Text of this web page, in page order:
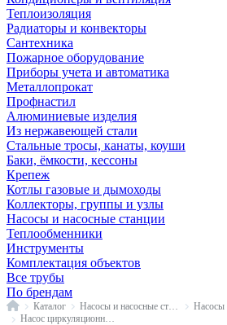
Теплоизоляция
Радиаторы и конвекторы
Сантехника
Пожарное оборудование
Приборы учета и автоматика
Металлопрокат
Профнастил
Алюминиевые изделия
Из нержавеющей стали
Стальные тросы, канаты, коуши
Баки, ёмкости, кессоны
Крепеж
Котлы газовые и дымоходы
Коллекторы, группы и узлы
Насосы и насосные станции
Теплообменники
Инструменты
Комплектация объектов
Все трубы
По брендам
ГлавнаяКаталог
Насос циркуляционный с мокрым ротором Циркуль Джилекс